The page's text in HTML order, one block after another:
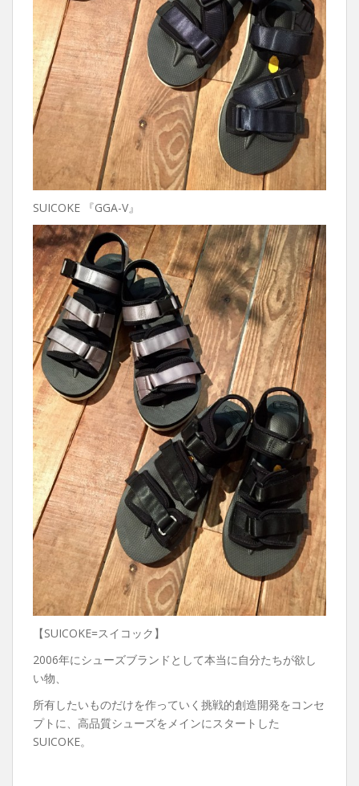
SUICOKE 『GGA-V』
【SUICOKE=スイコック】
2006年にシューズブランドとして本当に自分たちが欲し
い物、
所有したいものだけを作っていく挑戦的創造開発をコンセ
プトに、高品質シューズをメインにスタートした
SUICOKE。